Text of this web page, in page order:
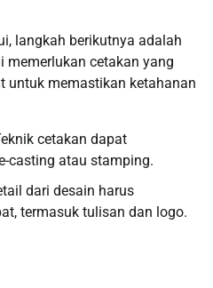
langkah berikutnya adalah
memerlukan cetakan yang
untuk memastikan ketahanan
cetakan dapat
casting atau stamping.
dari desain harus
termasuk tulisan dan logo.